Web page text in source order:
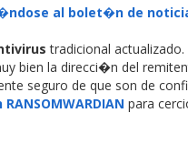
al bolet�n de
tradicional actualizado.
bien la direcci�n del
seguro de que son de
para